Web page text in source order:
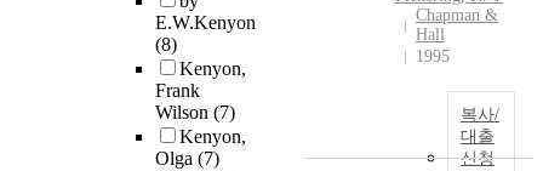
E.W.Kenyon
(8)
Kenyon,
Frank
Wilson (7)
Kenyon,
Olga (7)
Chapman &
Hall
1995
복사/
대출
신청